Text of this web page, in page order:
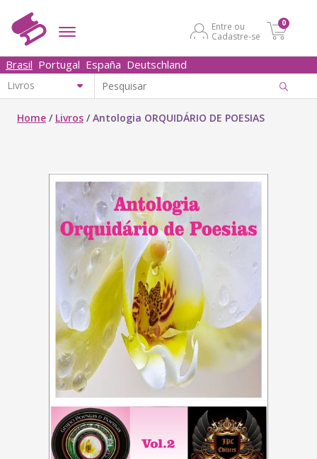
Entre ou
Cadastre-se
0
Brasil Portugal España Deutschland
Home / Livros /Antologia ORQUIDÁRIO DE POESIAS